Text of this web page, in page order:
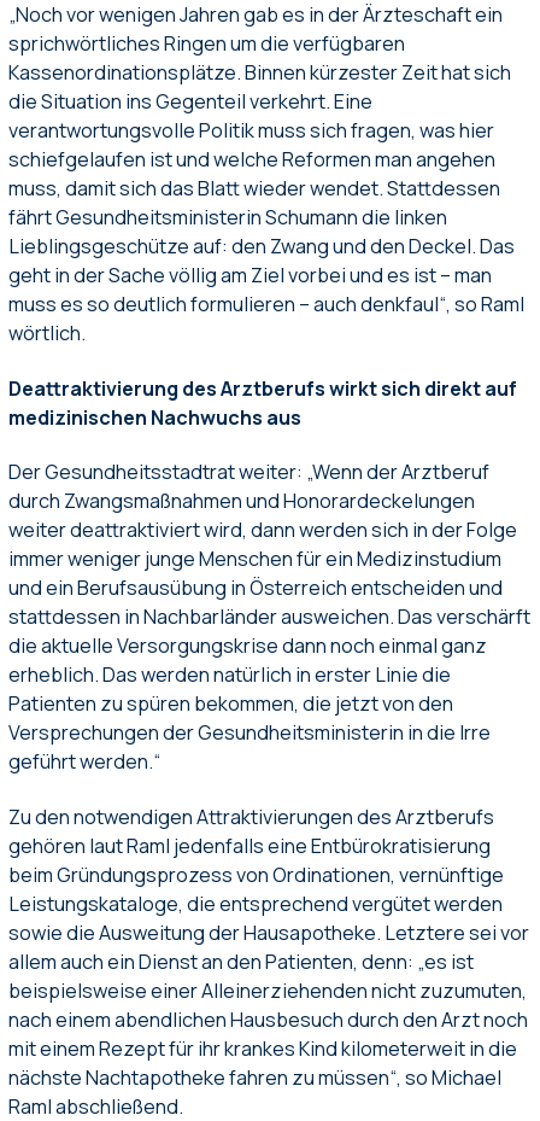
„Noch vor wenigen Jahren gab es in der Ärzteschaft ein
sprichwörtliches Ringen um die verfügbaren
Kassenordinationsplätze. Binnen kürzester Zeit hat sich
die Situation ins Gegenteil verkehrt. Eine
verantwortungsvolle Politik muss sich fragen, was hier
schiefgelaufen ist und welche Reformen man angehen
muss, damit sich das Blatt wieder wendet. Stattdessen
fährt Gesundheitsministerin Schumann die linken
Lieblingsgeschütze auf: den Zwang und den Deckel. Das
geht in der Sache völlig am Ziel vorbei und es ist – man
muss es so deutlich formulieren – auch denkfaul“, so Raml
wörtlich.
Deattraktivierung des Arztberufs wirkt sich direkt auf
medizinischen Nachwuchs aus
Der Gesundheitsstadtrat weiter: „Wenn der Arztberuf
durch Zwangsmaßnahmen und Honorardeckelungen
weiter deattraktiviert wird, dann werden sich in der Folge
immer weniger junge Menschen für ein Medizinstudium
und ein Berufsausübung in Österreich entscheiden und
stattdessen in Nachbarländer ausweichen. Das verschärft
die aktuelle Versorgungskrise dann noch einmal ganz
erheblich. Das werden natürlich in erster Linie die
Patienten zu spüren bekommen, die jetzt von den
Versprechungen der Gesundheitsministerin in die Irre
geführt werden.“
Zu den notwendigen Attraktivierungen des Arztberufs
gehören laut Raml jedenfalls eine Entbürokratisierung
beim Gründungsprozess von Ordinationen, vernünftige
Leistungskataloge, die entsprechend vergütet werden
sowie die Ausweitung der Hausapotheke. Letztere sei vor
allem auch ein Dienst an den Patienten, denn: „es ist
beispielsweise einer Alleinerziehenden nicht zuzumuten,
nach einem abendlichen Hausbesuch durch den Arzt noch
mit einem Rezept für ihr krankes Kind kilometerweit in die
nächste Nachtapotheke fahren zu müssen“, so Michael
Raml abschließend.